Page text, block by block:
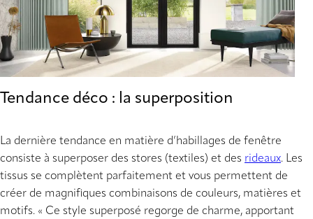
Tendance déco : la superposition
La dernière tendance en matière d’habillages de fenêtre
consiste à superposer des stores (textiles) et des rideaux. Les
tissus se complètent parfaitement et vous permettent de
créer de magnifiques combinaisons de couleurs, matières et
motifs. « Ce style superposé regorge de charme, apportant